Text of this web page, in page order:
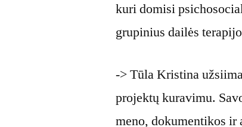
kuri domisi
grupinius dailės
-> Tūla Kristina
projektų kuravimu.
meno, dokumentikos ir